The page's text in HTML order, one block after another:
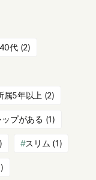
代(2)
属5年以上 (2)
ップがある (1)
スリム (1)